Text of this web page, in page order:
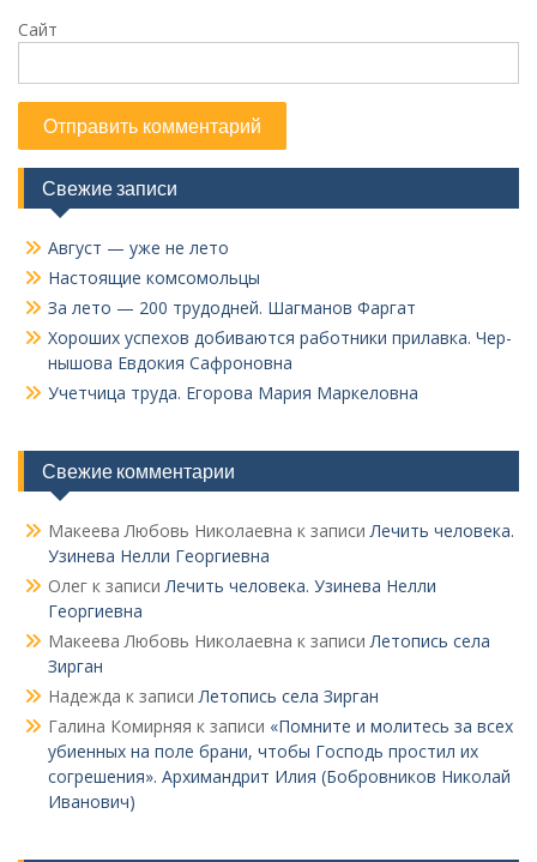
Сайт
Свежие записи
Август — уже не лето
Настоящие комсомольцы
За лето — 200 трудодней. Шагманов Фаргат
Хороших успехов добиваются работники прилавка. Чер­
нышова Евдокия Сафроновна
Учетчица труда. Его­рова Мария Маркеловна
Свежие комментарии
Макеева Любовь Николаевна к записиЛечить человека.
Узинева Нелли Георгиевна
Олег к записиЛечить человека. Узинева Нелли
Георгиевна
Макеева Любовь Николаевна к записиЛетопись села
Зирган
Надежда к записиЛетопись села Зирган
Галина Комирняя к записи «Помните и молитесь за всех
убиенных на поле брани, чтобы Господь простил их
согрешения». Архимандрит Илия (Бобровников Николай
Иванович)